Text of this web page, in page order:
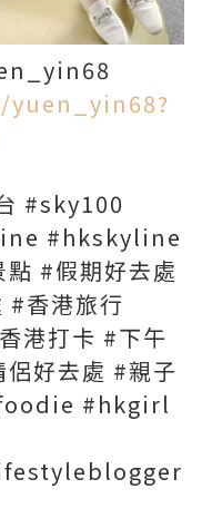
#sky100
#hkskyline
#假期好去處
#香港旅行
打卡 #下午
好去處 #親子
#hkgirl